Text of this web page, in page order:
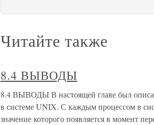
Читайте также
8.4 ВЫВОДЫ
8.4 ВЫВОДЫ В настоящей главе был
в системе UNIX. С каждым процессом в
значение которого появляется в момент